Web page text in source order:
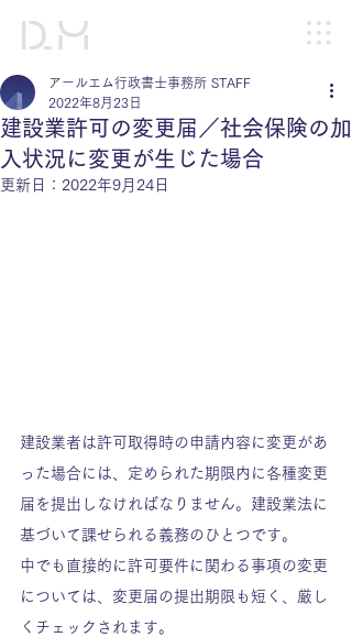
建設業許可の変更届／社会保険の加
入状況に変更が生じた場合
アールエム行政書士事務所 STAFF
2022年8月23日
更新日： 2022年9月24日
建設業者は許可取得時の申請内容に変更があ
った場合には、定められた期限内に各種変更
届を提出しなければなりません。建設業法に
基づいて課せられる義務のひとつです。
中でも直接的に許可要件に関わる事項の変更
については、変更届の提出期限も短く、厳し
くチェックされます。